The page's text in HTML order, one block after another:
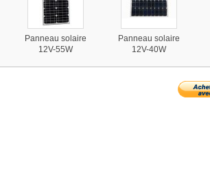
Panneau solaire
12V-55W
Panneau solaire
12V-40W